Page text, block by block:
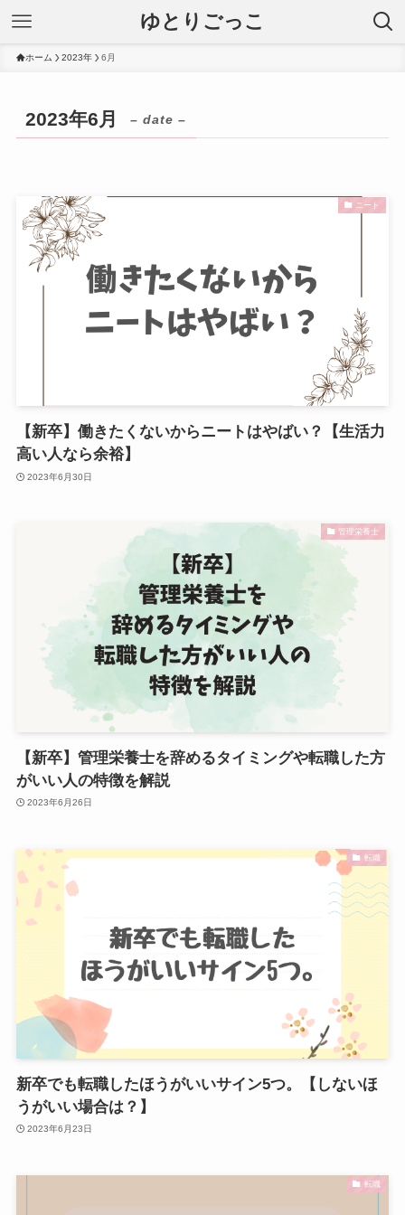
ゆとりごっこ
ホーム 2023年 6月
2023年6月 – date –
ニート
【新卒】働きたくないからニートはやばい？【生活力
高い人なら余裕】
2023年6月30日
管理栄養士
【新卒】管理栄養士を辞めるタイミングや転職した方
がいい人の特徴を解説
2023年6月26日
転職
新卒でも転職したほうがいいサイン5つ。【しないほ
うがいい場合は？】
2023年6月23日
転職